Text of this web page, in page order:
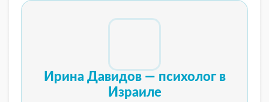
Ирина Давидов — психолог в
Израиле